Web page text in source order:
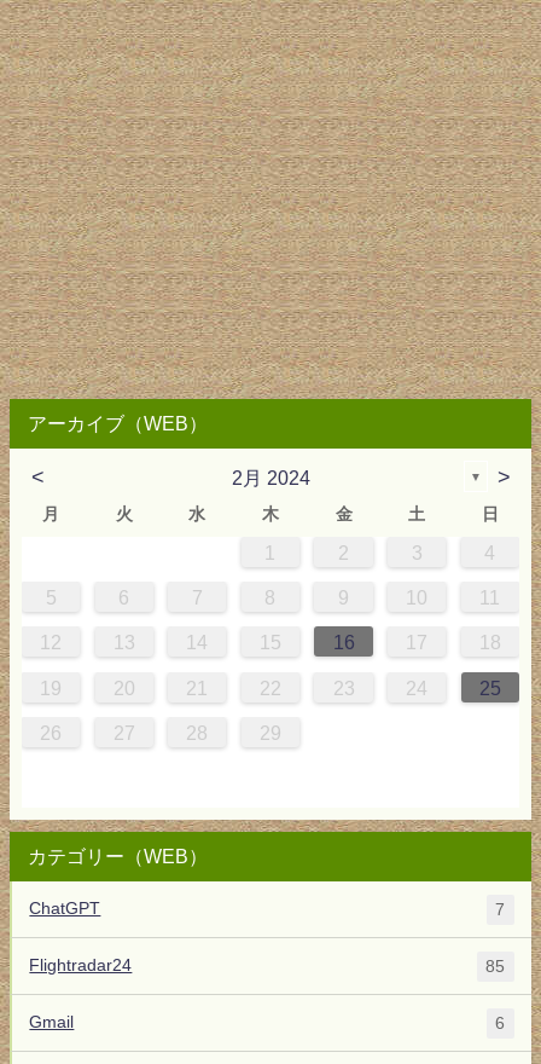
アーカイブ（WEB）
< 2月 2024 ▼ >
月 火 水 木 金 土 日
1 2 3 4
5 6 7 8 9 10 11
12 13 14 15 16 17 18
19 20 21 22 23 24 25
26 27 28 29
カテゴリー（WEB）
ChatGPT 7
Flightradar24 85
Gmail 6